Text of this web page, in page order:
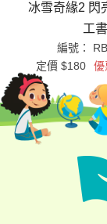
冰雪奇緣2 閃
工書
編號：
定價 $180
優